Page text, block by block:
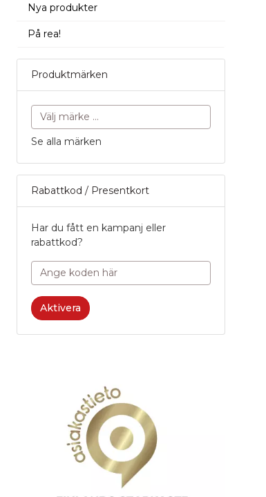
Nya produkter
På rea!
Produktmärken
Se alla märken
Rabattkod / Presentkort
Har du fått en kampanj eller
rabattkod?
Aktivera